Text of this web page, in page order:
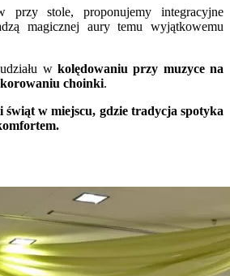
przy stole, proponujemy integracyjne
magicznej aury temu wyjątkowemu
w kolędowaniu przy muzyce na
choinki.
świąt w miejscu, gdzie tradycja spotyka